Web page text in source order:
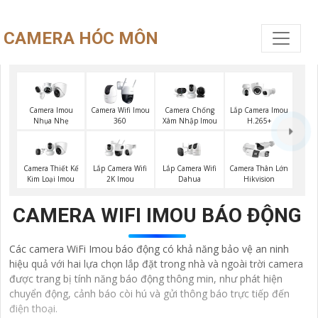
CAMERA HÓC MÔN
Camera Imou
Nhụa Nhẹ
Camera Wifi Imou
360
Camera Chống
Xâm Nhập Imou
Lắp Camera Imou
H.265+
Camera Thiết Kế
Kim Loại Imou
Lắp Camera Wifi
2K Imou
Lắp Camera Wifi
Dahua
Camera Thân Lớn
Hikvision
CAMERA WIFI IMOU BÁO ĐỘNG
Các camera WiFi Imou báo động có khả năng bảo vệ an ninh
hiệu quả với hai lựa chọn lắp đặt trong nhà và ngoài trời camera
được trang bị tính năng báo động thông min, như phát hiện
chuyển động, cảnh báo còi hú và gửi thông báo trực tiếp đến
điện thoại.